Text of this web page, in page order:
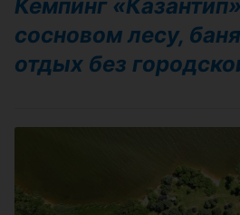
Кемпинг
сосновом лесу,
отдых без